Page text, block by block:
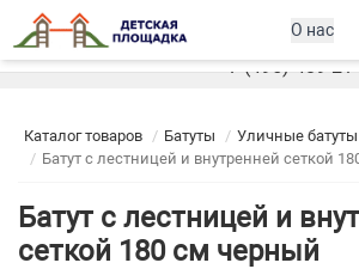
О нас
Москва
+7 (495) 489-
Каталог товаров Батуты
Уличные батуты
Батут с лестницей и внутренней сеткой
Батут с лестницей и
сеткой 180 см черный